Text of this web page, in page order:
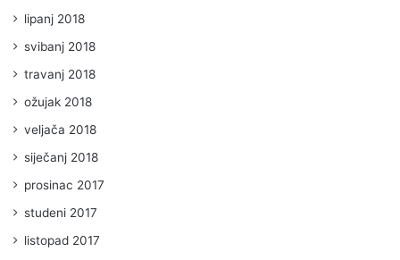
lipanj 2018
svibanj 2018
travanj 2018
ožujak 2018
veljača 2018
siječanj 2018
prosinac 2017
studeni 2017
listopad 2017